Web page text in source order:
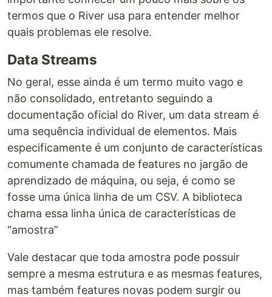
termos que o River usa para entender melhor
quais problemas ele resolve.
Data Streams
No geral, esse ainda é um termo muito vago e
não consolidado, entretanto seguindo a
documentação oficial do River, um data stream é
uma sequência individual de elementos. Mais
especificamente é um conjunto de características
comumente chamada de features no jargão de
aprendizado de máquina, ou seja, é como se
fosse uma única linha de um CSV. A biblioteca
chama essa linha única de características de
“amostra”
Vale destacar que toda amostra pode possuir
sempre a mesma estrutura e as mesmas features,
mas também features novas podem surgir ou